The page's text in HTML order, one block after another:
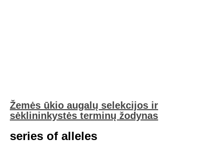
Žemės ūkio augalų selekcijos ir
sėklininkystės terminų žodynas
series of alleles